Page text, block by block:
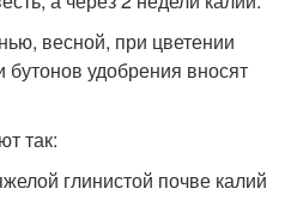
весной, при цветении
удобрения вносят
так:
глинистой почве калий